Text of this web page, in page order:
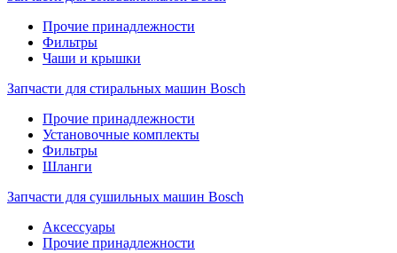
Прочие принадлежности
Фильтры
Чаши и крышки
Запчасти для стиральных машин Bosch
Прочие принадлежности
Установочные комплекты
Фильтры
Шланги
Запчасти для сушильных машин Bosch
Аксессуары
Прочие принадлежности